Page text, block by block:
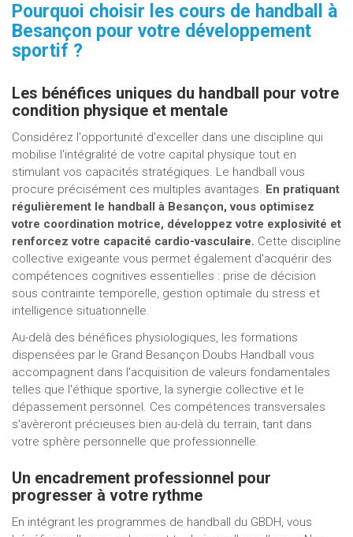
Pourquoi choisir les cours de handball à
Besançon pour votre développement
sportif ?
Les bénéfices uniques du handball pour votre
condition physique et mentale
Considérez l'opportunité d'exceller dans une discipline qui
mobilise l'intégralité de votre capital physique tout en
stimulant vos capacités stratégiques. Le handball vous
procure précisément ces multiples avantages. En pratiquant
régulièrement le handball à Besançon, vous optimisez
votre coordination motrice, développez votre explosivité et
renforcez votre capacité cardio-vasculaire. Cette discipline
collective exigeante vous permet également d'acquérir des
compétences cognitives essentielles : prise de décision
sous contrainte temporelle, gestion optimale du stress et
intelligence situationnelle.
Au-delà des bénéfices physiologiques, les formations
dispensées par le Grand Besançon Doubs Handball vous
accompagnent dans l'acquisition de valeurs fondamentales
telles que l'éthique sportive, la synergie collective et le
dépassement personnel. Ces compétences transversales
s'avèreront précieuses bien au-delà du terrain, tant dans
votre sphère personnelle que professionnelle.
Un encadrement professionnel pour
progresser à votre rythme
En intégrant les programmes de handball du GBDH, vous